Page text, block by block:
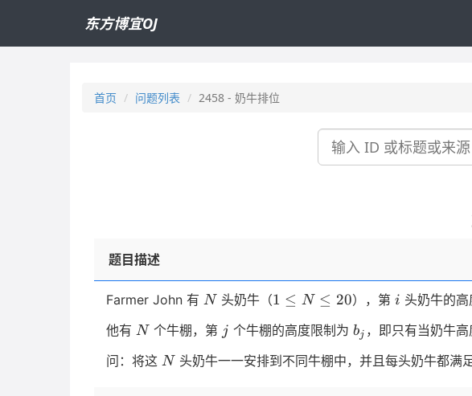
东方博宜OJ
首页 问题列表 2458 - 奶牛排位
搜
题目描述
Farmer John 有 N
N 头奶牛（1
N
\le
20
1 ≤ N ≤ 20），第 i
i 头奶牛的高
他有 N
N 个牛棚，第 j
j 个牛棚的高度限制为b_j
bj ，即只有当奶牛
问：将这 N
N 头奶牛一一安排到不同牛棚中，并且每头奶牛都满